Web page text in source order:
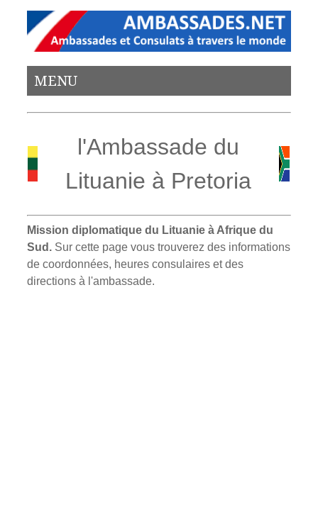
MENU
l'Ambassade du
Lituanie à Pretoria
Mission diplomatique du Lituanie à Afrique du
Sud. Sur cette page vous trouverez des informations
de coordonnées, heures consulaires et des
directions à l'ambassade.